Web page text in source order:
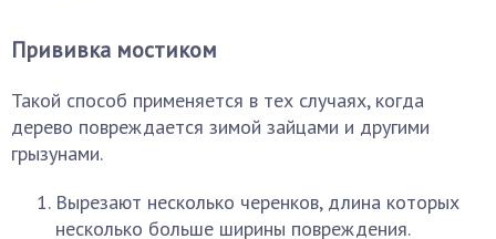
Прививка мостиком
Такой способ применяется в тех случаях, когда
дерево повреждается зимой зайцами и другими
грызунами.
Вырезают несколько черенков, длина которых
несколько больше ширины повреждения.